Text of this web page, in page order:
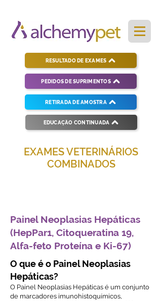
PEDIDOS DE SUPRIMENTOS
RESULTADO DE EXAMES
RETIRADA DE AMOSTRA
EDUCAÇÃO CONTINUADA
EXAMES VETERINÁRIOS
COMBINADOS
Painel Neoplasias Hepáticas
(HepPar1, Citoqueratina 19,
Alfa-feto Proteína e Ki-67)
O que é o Painel Neoplasias
Hepáticas?
O Painel Neoplasias Hepáticas é um conjunto
de marcadores imunohistoquímicos,